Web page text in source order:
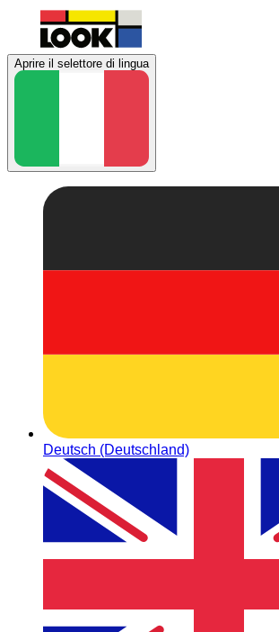
Aprire il selettore di lingua
Deutsch (Deutschland)